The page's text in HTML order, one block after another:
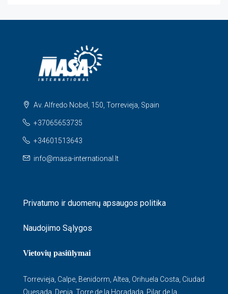
Av. Alfredo Nobel, 150, Torrevieja, Spain
+37065653735
+34601513643
info@masa-international.lt
Privatumo ir duomenų apsaugos politika
Naudojimo Sąlygos
Vietovių pasiūlymai
Torrevieja Calpe Benidorm Altea Orihuela Costa Ciudad
Quesada Denia Torre de la Horadada Pilar de la